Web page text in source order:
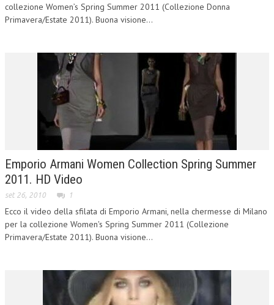
collezione Women’s Spring Summer 2011 (Collezione Donna
Primavera/Estate 2011). Buona visione...
Emporio Armani Women Collection Spring Summer
2011. HD Video
set 26, 2010 1
Ecco il video della sfilata di Emporio Armani, nella chermesse di Milano
per la collezione Women's Spring Summer 2011 (Collezione
Primavera/Estate 2011). Buona visione...